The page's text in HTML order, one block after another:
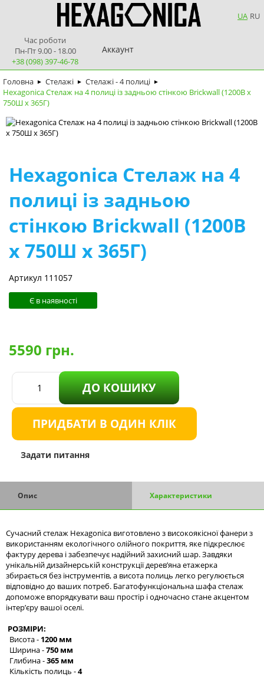
UA RU
Час роботи
Пн-Пт 9.00 - 18.00
+38 (098) 397-46-78
Аккаунт
Головна ► Стелажі ► Стелажі - 4 полиці ►
Hexagonica Стелаж на 4 полиці із задньою стінкою Brickwall (1200В х
750Ш х 365Г)
Hexagonica Стелаж на 4
полиці із задньою
стінкою Brickwall (1200В
х 750Ш х 365Г)
Артикул 111057
Є в наявності
5590 грн.
ДО КОШИКУ
ПРИДБАТИ В ОДИН КЛІК
Задати питання
Опис Характеристики
Сучасний стелаж Hexagonica виготовлено з високоякісної фанери з
використанням екологічного олійного покриття, яке підкреслює
фактуру дерева і забезпечує надійний захисний шар. Завдяки
унікальній дизайнерській конструкції дерев’яна етажерка
збирається без інструментів, а висота полиць легко регулюється
відповідно до ваших потреб. Багатофункціональна шафа стелаж
допоможе впорядкувати ваш простір і одночасно стане акцентом
інтер’єру вашої оселі.
РОЗМІРИ:
Висота - 1200 мм
Ширина -750 мм
Глибина -365 мм
Кількість полиць -4